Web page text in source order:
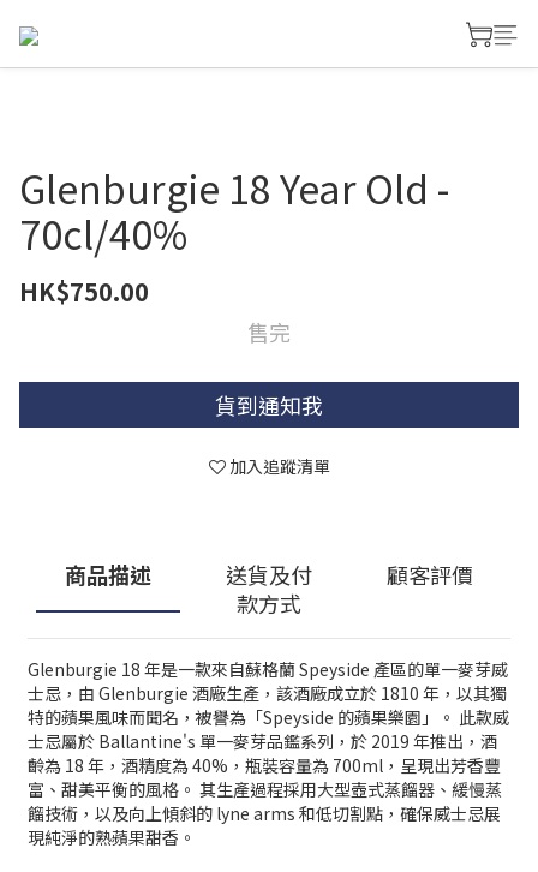
Glenburgie 18 Year Old -
70cl/40%
HK$750.00
售完
貨到通知我
加入追蹤清單
商品描述
送貨及付
款方式
顧客評價
Glenburgie 18 年是一款來自蘇格蘭 Speyside 產區的單一麥芽威
士忌，由 Glenburgie 酒廠生產，該酒廠成立於 1810 年，以其獨
特的蘋果風味而聞名，被譽為「Speyside 的蘋果樂園」。 此款威
士忌屬於 Ballantine's 單一麥芽品鑑系列，於 2019 年推出，酒
齡為 18 年，酒精度為 40%，瓶裝容量為 700ml，呈現出芳香豐
富、甜美平衡的風格。 其生產過程採用大型壺式蒸餾器、緩慢蒸
餾技術，以及向上傾斜的 lyne arms 和低切割點，確保威士忌展
現純淨的熟蘋果甜香。